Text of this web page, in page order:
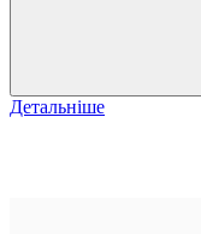
Детальніше